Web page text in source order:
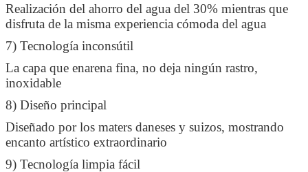
Realización del ahorro del agua del 30% mientras que
disfruta de la misma experiencia cómoda del agua
7) Tecnología inconsútil
La capa que enarena fina, no deja ningún rastro,
inoxidable
8) Diseño principal
Diseñado por los maters daneses y suizos, mostrando
encanto artístico extraordinario
9) Tecnología limpia fácil